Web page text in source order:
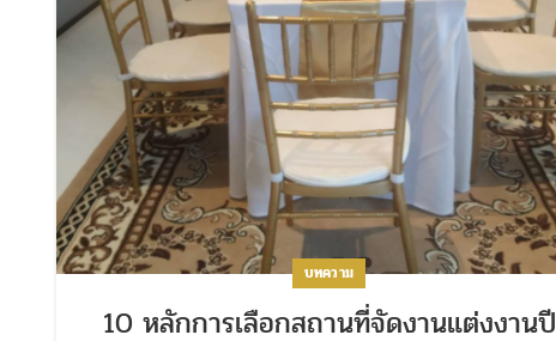
บทความ
10 หลักการเลือกสถานที่จัดงานแต่งงานปี